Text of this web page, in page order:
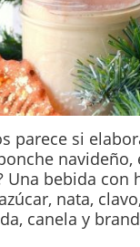
parece si
navideño,
Una bebida con
nata,
canela y